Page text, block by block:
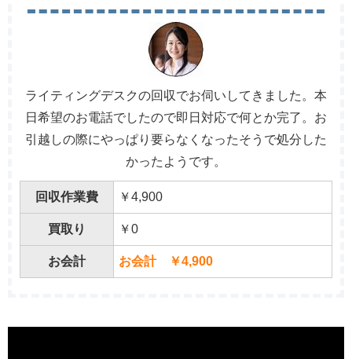
ライティングデスクの回収でお伺いしてきました。本
日希望のお電話でしたので即日対応で何とか完了。お
引越しの際にやっぱり要らなくなったそうで処分した
かったようです。
回収作業費 ￥4,900
買取り ￥0
お会計 お会計 ￥4,900